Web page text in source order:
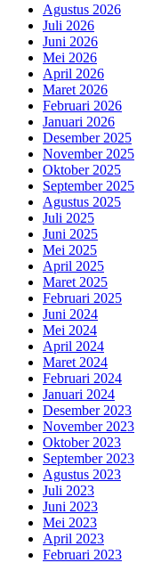
Agustus 2026
Juli 2026
Juni 2026
Mei 2026
April 2026
Maret 2026
Februari 2026
Januari 2026
Desember 2025
November 2025
Oktober 2025
September 2025
Agustus 2025
Juli 2025
Juni 2025
Mei 2025
April 2025
Maret 2025
Februari 2025
Juni 2024
Mei 2024
April 2024
Maret 2024
Februari 2024
Januari 2024
Desember 2023
November 2023
Oktober 2023
September 2023
Agustus 2023
Juli 2023
Juni 2023
Mei 2023
April 2023
Februari 2023